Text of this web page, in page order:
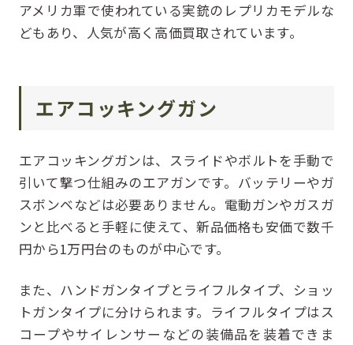
アメリカ軍で使われている実銃のレプリカモデルな
どもあり、人気が高く高価買取されています。
エアコッキングガン
エアコッキングガンは、スライドやボルトを手動で
引いて撃つ仕組みのエアガンです。バッテリーやガ
スボンベなどは必要ありません。電動ガンやガスガ
ンと比べると手軽に使えて、新品価格も安価で数千
円から1万円台のものが中心です。
また、ハンドガンタイプとライフルタイプ、ショッ
トガンタイプに分けられます。ライフルタイプはス
コープやサイレンサーなどの装備品を装着できま